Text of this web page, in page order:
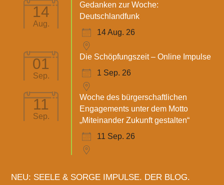
14
Aug.
Gedanken zur Woche:
Deutschlandfunk
14 Aug. 26
01
Sep.
Die Schöpfungszeit – Online Impulse
1 Sep. 26
11
Sep.
Woche des bürgerschaftlichen
Engagements unter dem Motto
„Miteinander Zukunft gestalten“
11 Sep. 26
NEU: SEELE & SORGE IMPULSE. DER BLOG.